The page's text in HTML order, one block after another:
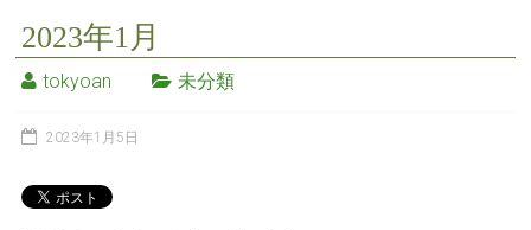
2023年1月
tokyoan 未分類
2023年1月5日